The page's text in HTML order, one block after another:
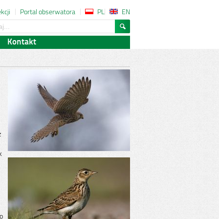
Portal obserwatora PL
EN
Kontakt